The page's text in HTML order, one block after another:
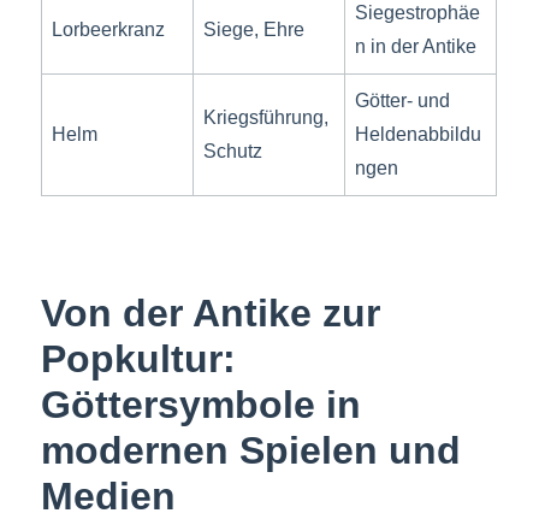
Lorbeerkranz Siege, Ehre
Siegestrophäe
n in der Antike
Helm
Kriegsführung,
Schutz
Götter- und
Heldenabbildu
ngen
Von der Antike zur
Popkultur:
Göttersymbole in
modernen Spielen und
Medien